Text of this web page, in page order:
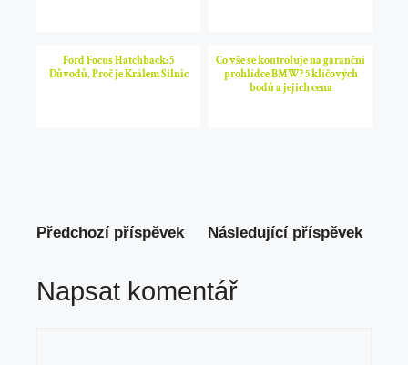
Ford Focus Hatchback: 5
Důvodů, Proč je Králem Silnic
Co vše se kontroluje na garanční
prohlídce BMW? 5 klíčových
bodů a jejich cena
Předchozí příspěvek Následující příspěvek
Napsat komentář